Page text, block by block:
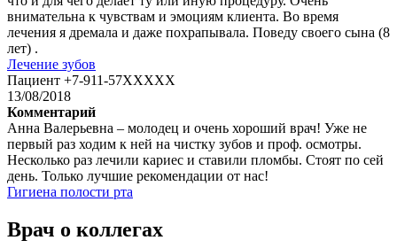
внимательна к чувствам и эмоциям клиента. Во время
лечения я дремала и даже похрапывала. Поведу своего сына (8
лет) .
Лечение зубов
Пациент +7-911-57XXXXX
13/08/2018
Комментарий
Анна Валерьевна – молодец и очень хороший врач! Уже не
первый раз ходим к ней на чистку зубов и проф. осмотры.
Несколько раз лечили кариес и ставили пломбы. Стоят по сей
день. Только лучшие рекомендации от нас!
Гигиена полости рта
Врач о коллегах